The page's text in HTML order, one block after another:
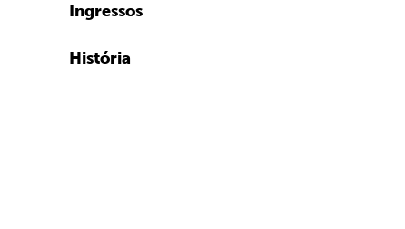
Ingressos
História